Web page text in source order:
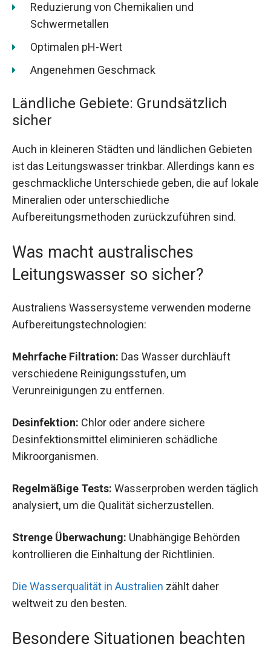
Reduzierung von Chemikalien und
Schwermetallen
Optimalen pH-Wert
Angenehmen Geschmack
Ländliche Gebiete: Grundsätzlich
sicher
Auch in kleineren Städten und ländlichen Gebieten
ist das Leitungswasser trinkbar. Allerdings kann es
geschmackliche Unterschiede geben, die auf lokale
Mineralien oder unterschiedliche
Aufbereitungsmethoden zurückzuführen sind.
Was macht australisches
Leitungswasser so sicher?
Australiens Wassersysteme verwenden moderne
Aufbereitungstechnologien:
Mehrfache Filtration: Das Wasser durchläuft
verschiedene Reinigungsstufen, um
Verunreinigungen zu entfernen.
Desinfektion: Chlor oder andere sichere
Desinfektionsmittel eliminieren schädliche
Mikroorganismen.
Regelmäßige Tests: Wasserproben werden täglich
analysiert, um die Qualität sicherzustellen.
Strenge Überwachung: Unabhängige Behörden
kontrollieren die Einhaltung der Richtlinien.
Die Wasserqualität in Australien zählt daher
weltweit zu den besten.
Besondere Situationen beachten